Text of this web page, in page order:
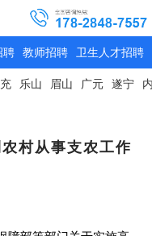
聘 教师招聘 卫生人才招聘
乐山 眉山 广元 遂宁
村从事支农工作